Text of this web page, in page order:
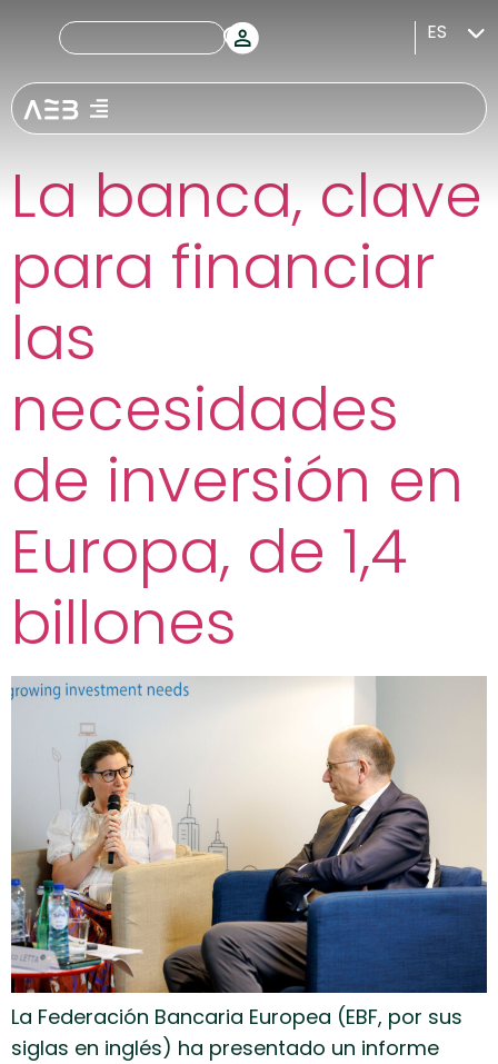
ES
Etiquetas:
crecimient
La banca, clave
para financiar
las
necesidades
de inversión en
Europa, de 1,4
billones
La Federación Bancaria Europea (EBF, por sus
siglas en inglés) ha presentado un informe